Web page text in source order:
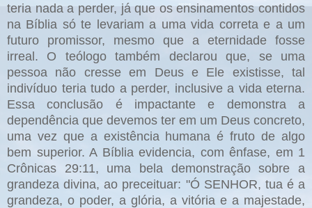
teria nada a perder, já que os ensinamentos contidos
na Bíblia só te levariam a uma vida correta e a um
futuro promissor, mesmo que a eternidade fosse
irreal. O teólogo também declarou que, se uma
pessoa não cresse em Deus e Ele existisse, tal
indivíduo teria tudo a perder, inclusive a vida eterna.
Essa conclusão é impactante e demonstra a
dependência que devemos ter em um Deus concreto,
uma vez que a existência humana é fruto de algo
bem superior. A Bíblia evidencia, com ênfase, em 1
Crônicas 29:11, uma bela demonstração sobre a
grandeza divina, ao preceituar: "Ó SENHOR, tua é a
grandeza, o poder, a glória, a vitória e a majestade,